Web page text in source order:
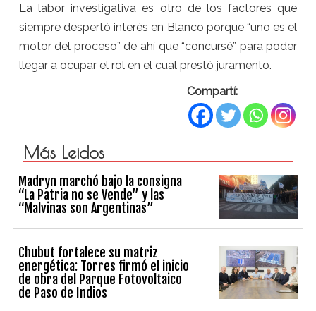
La labor investigativa es otro de los factores que
siempre despertó interés en Blanco porque “uno es el
motor del proceso” de ahí que “concursé” para poder
llegar a ocupar el rol en el cual prestó juramento.
Compartí:
Más Leidos
Madryn marchó bajo la consigna
“La Patria no se Vende” y las
“Malvinas son Argentinas”
Chubut fortalece su matriz
energética: Torres firmó el inicio
de obra del Parque Fotovoltaico
de Paso de Indios